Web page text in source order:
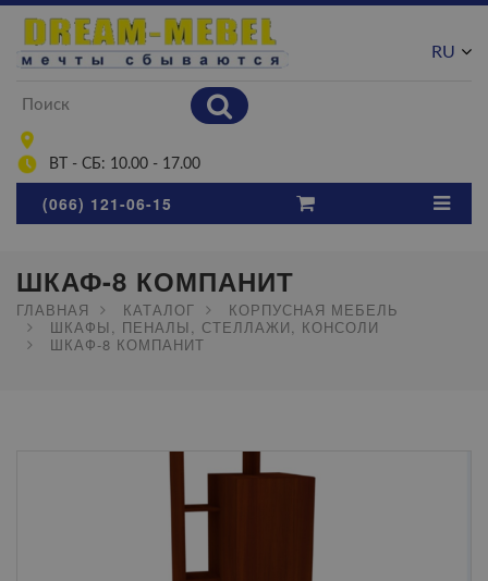
ВТ - СБ: 10.00 - 17.00
RU
(066) 121-06-15
ШКАФ-8 КОМПАНИТ
ГЛАВНАЯ КАТАЛОГ
КОРПУСНАЯ МЕБЕЛЬ
ШКАФЫ, ПЕНАЛЫ, СТЕЛЛАЖИ, КОНСОЛИ
ШКАФ-8 КОМПАНИТ